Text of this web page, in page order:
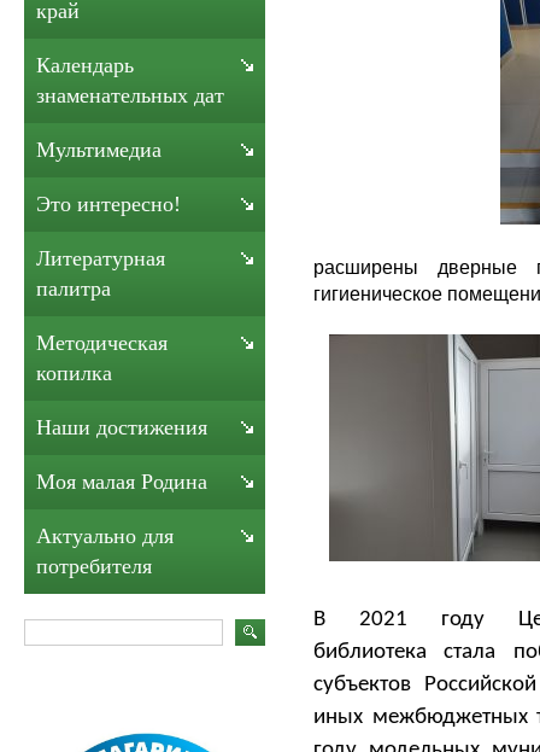
расширены дверные
гигиеническое
В 2021 году
библиотека стала
субъектов
иных межбюджетных
край
Календарь
знаменательных дат
Мультимедиа
Это интересно!
Литературная
палитра
Методическая
копилка
Наши достижения
Моя малая Родина
Актуально для
потребителя